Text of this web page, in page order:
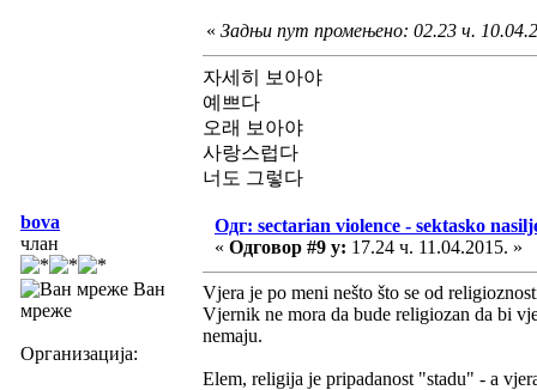
« Задњи пут промењено: 02.23 ч.
자세히 보아야
예쁘다
오래 보아야
사랑스럽다
너도 그렇다
bova
члан
Ван
мреже
Организација:
Одг: sectarian violence - sektasko
« Одговор #9 у: 17.24 ч. 11.04.2015. »
Vjera je po meni nešto što se od
Vjernik ne mora da bude religiozan da bi
nemaju.
Elem, religija je pripadanost "stadu" - a